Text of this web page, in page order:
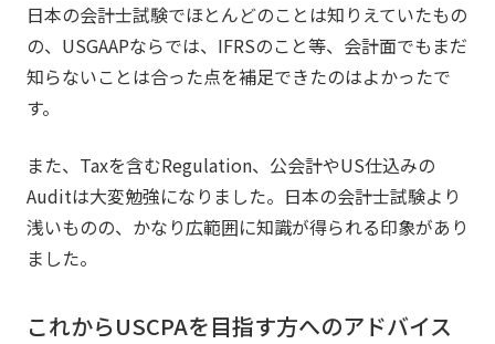
日本の会計士試験でほとんどのことは知りえていたもの
の、USGAAPならでは、IFRSのこと等、会計面でもまだ
知らないことは合った点を補足できたのはよかったで
す。
また、Taxを含むRegulation、公会計やUS仕込みの
Auditは大変勉強になりました。日本の会計士試験より
浅いものの、かなり広範囲に知識が得られる印象があり
ました。
これからUSCPAを目指す方へのアドバイス